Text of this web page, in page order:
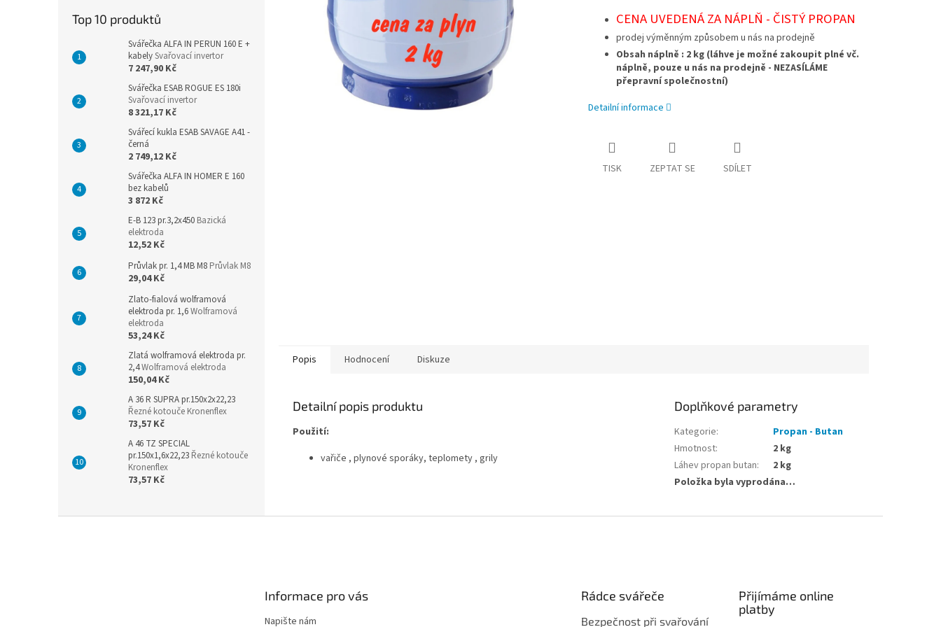
Top 10 produktů
Svářečka ALFA IN PERUN 160 E +
kabelySvařovací invertor
7 247,90 Kč
Svářečka ESAB ROGUE ES 180i
Svařovací invertor
8 321,17 Kč
Svářecí kukla ESAB SAVAGE A41 -
černá
2 749,12 Kč
Svářečka ALFA IN HOMER E 160
bez kabelů
3 872 Kč
E-B 123 pr.3,2x450 Bazická
elektroda
12,52 Kč
Průvlak pr. 1,4 MB M8 Průvlak M8
29,04 Kč
Zlato-fialová wolframová
elektroda pr. 1,6Wolframová
elektroda
53,24 Kč
Zlatá wolframová elektroda pr.
2,4Wolframová elektroda
150,04 Kč
A 36 R SUPRA pr.150x2x22,23
Řezné kotouče Kronenflex
73,57 Kč
A 46 TZ SPECIAL
pr.150x1,6x22,23 Řezné kotouče
Kronenflex
73,57 Kč
CENA UVEDENÁ ZA NÁPLŇ - ČISTÝ PROPAN
prodej výměnným způsobem u nás na prodejně
Obsah náplně : 2 kg (láhve je možné zakoupit plné vč.
náplně, pouze u nás na prodejně - NEZASÍLÁME
přepravní společnostní)
Detailní informace
TISK ZEPTAT SE SDÍLET
Popis Hodnocení Diskuze
Detailní popis produktu
Použití:
vařiče , plynové sporáky, teplomety , grily
Doplňkové parametry
Kategorie:
Propan - Butan
Hmotnost:
2 kg
Láhev propan butan:
2 kg
Položka byla vyprodána…
Informace pro vás
Napište nám
Rádce svářeče
Bezpečnost při svařování
Přijímáme online
platby